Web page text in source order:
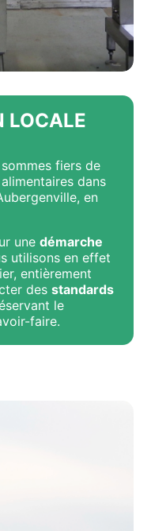
LOCALE
fiers de
dans
en
unedémarche
utilisons en effet
entièrement
desstandards
le
faire.